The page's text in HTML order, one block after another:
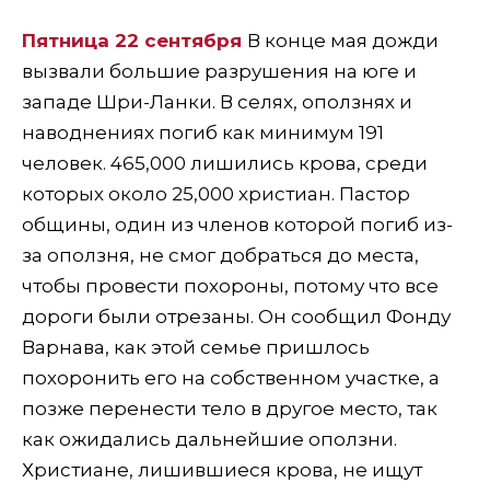
Пятница 22 сентября В конце мая дожди
вызвали большие разрушения на юге и
западе Шри-Ланки. В селях, оползнях и
наводнениях погиб как минимум 191
человек. 465,000 лишились крова, среди
которых около 25,000 христиан. Пастор
общины, один из членов которой погиб из-
за оползня, не смог добраться до места,
чтобы провести похороны, потому что все
дороги были отрезаны. Он сообщил Фонду
Варнава, как этой семье пришлось
похоронить его на собственном участке, а
позже перенести тело в другое место, так
как ожидались дальнейшие оползни.
Христиане, лишившиеся крова, не ищут